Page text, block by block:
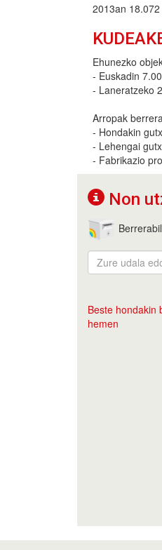
2013an
Ehunezko
- Euskadin
- Laneratzeko
Arropak
- Hondakin
- Lehengai
- Fabrikazio
Non
Beste hondakin
hemen